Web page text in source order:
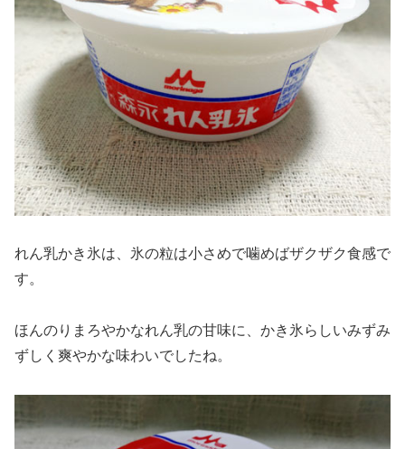
れん乳かき氷は、氷の粒は小さめで噛めばザクザク食感で
す。
ほんのりまろやかなれん乳の甘味に、かき氷らしいみずみ
ずしく爽やかな味わいでしたね。